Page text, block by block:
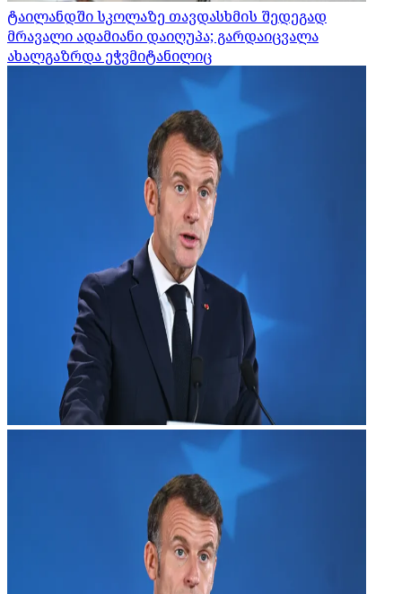
ტაილანდში სკოლაზე თავდასხმის შედეგად
მრავალი ადამიანი დაიღუპა; გარდაიცვალა
ახალგაზრდა ეჭვმიტანილიც